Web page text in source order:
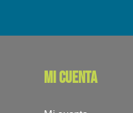
mi cuenta